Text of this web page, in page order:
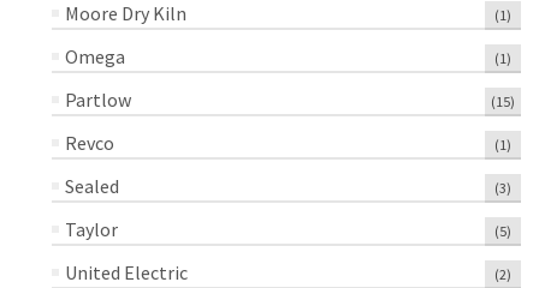
Moore Dry Kiln (1)
Omega (1)
Partlow (15)
Revco (1)
Sealed (3)
Taylor (5)
United Electric (2)